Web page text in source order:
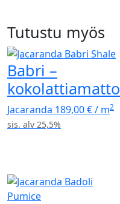
Tutustu myös
Babri –
kokolattiamatto
Jacaranda 189,00€/ m2
sis. alv 25,5%